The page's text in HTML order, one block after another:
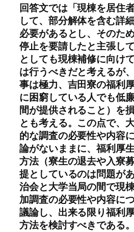
回答文では「現棟を居住
して、部分解体を含む詳
必要があるとし、そのた
停止を要請したと主張し
としても現棟補修に向け
は行うべきだと考えるが
事は極力、吉田寮の福利
に困窮している人でも低
間が提供されること）を
とも考える。この点で、
的な調査の必要性や内容
論がないままに、福利厚
方法（寮生の退去や入寮
提としているのは問題が
治会と大学当局の間で現
加調査の必要性や内容に
議論し、出来る限り福利
方法を検討すべきである。